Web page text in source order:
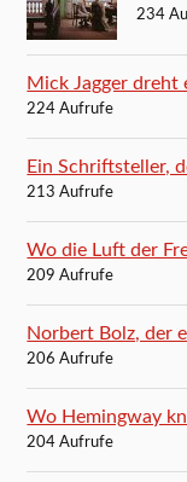
234
Mick Jagger dreht
224 Aufrufe
Ein Schriftsteller,
213 Aufrufe
Wo die Luft der
209 Aufrufe
Norbert Bolz, der
206 Aufrufe
Wo Hemingway
204 Aufrufe